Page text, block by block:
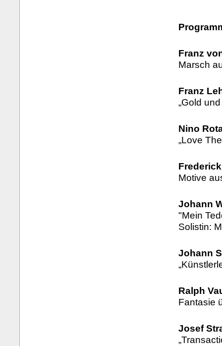
Franz
Marsch
Franz
„Gold
Nino
„Love
Motive
Johann
"Mein
Solistin:
Johann
Ralph
Fantasie
Josef